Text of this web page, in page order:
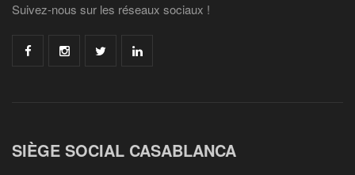
Suivez-nous sur les réseaux sociaux !
SIÈGE SOCIAL CASABLANCA